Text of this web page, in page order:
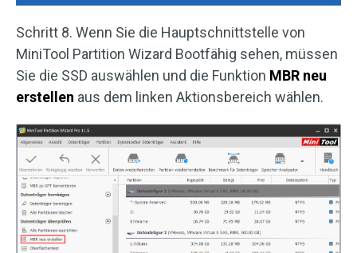
Schritt 8. Wenn Sie die Hauptschnittstelle von
MiniTool Partition Wizard Bootfähig sehen, müssen
Sie die SSD auswählen und die Funktion MBR neu
erstellen aus dem linken Aktionsbereich wählen.